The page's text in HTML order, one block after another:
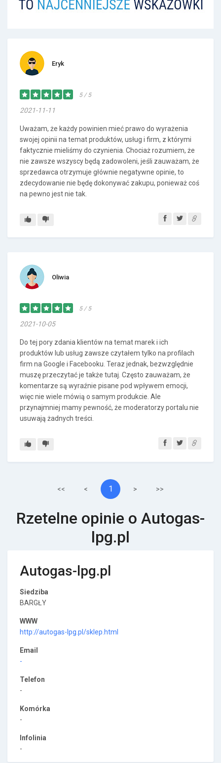
Eryk
5 / 5
2021-11-11
Uważam, że każdy powinien mieć prawo do wyrażenia
swojej opinii na temat produktów, usług i firm, z którymi
faktycznie mieliśmy do czynienia. Chociaż rozumiem, że
nie zawsze wszyscy będą zadowoleni, jeśli zauważam, że
sprzedawca otrzymuje głównie negatywne opinie, to
zdecydowanie nie będę dokonywać zakupu, ponieważ coś
na pewno jest nie tak.
Oliwia
5 / 5
2021-10-05
Do tej pory zdania klientów na temat marek i ich
produktów lub usług zawsze czytałem tylko na profilach
firm na Google i Facebooku. Teraz jednak, bezwzględnie
muszę przeczytać je także tutaj. Często zauważam, że
komentarze są wyraźnie pisane pod wpływem emocji,
więc nie wiele mówią o samym produkcie. Ale
przynajmniej mamy pewność, że moderatorzy portalu nie
usuwają żadnych treści.
<< < 1 > >>
Rzetelne opinie o Autogas-
lpg.pl
Autogas-lpg.pl
Siedziba
BARGŁY
WWW
http://autogas-lpg.pl/sklep.html
Email
-
Telefon
-
Komórka
-
Infolinia
-